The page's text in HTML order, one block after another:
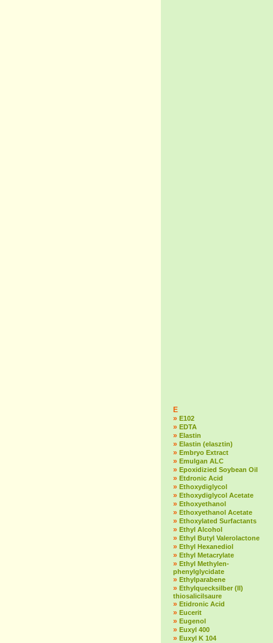
E
» E102
» EDTA
» Elastin
» Elastin (elasztin)
» Embryo Extract
» Emulgan ALC
» Epoxidizied Soybean Oil
» Etdronic Acid
» Ethoxydiglycol
» Ethoxydiglycol Acetate
» Ethoxyethanol
» Ethoxyethanol Acetate
» Ethoxylated Surfactants
» Ethyl Alcohol
» Ethyl Butyl Valerolactone
» Ethyl Hexanediol
» Ethyl Metacrylate
» Ethyl Methylen-
phenylglycidate
» Ethylparabene
» Ethylquecksilber (II)
thiosalicilsaure
» Etidronic Acid
» Eucerit
» Eugenol
» Euxyl 400
» Euxyl K 104